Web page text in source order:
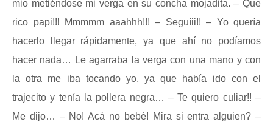
mio metiéndose mi verga en su concha mojadita. – Que
rico papi!!! Mmmmm aaahhh!!! – Seguíii!! – Yo quería
hacerlo llegar rápidamente, ya que ahí no podíamos
hacer nada… Le agarraba la verga con una mano y con
la otra me iba tocando yo, ya que había ido con el
trajecito y tenía la pollera negra… – Te quiero culiar!! –
Me dijo… – No! Acá no bebé! Mira si entra alguien? –